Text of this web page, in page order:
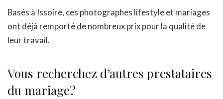
Basés à Issoire, ces photographes lifestyle et mariages
ont déjà remporté de nombreux prix pour la qualité de
leur travail.
Vous recherchez d’autres prestataires
du mariage?